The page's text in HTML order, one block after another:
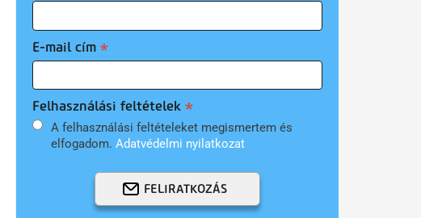
E-mail cím
Felhasználási feltételek
A felhasználási feltételeket megismertem és
elfogadom. Adatvédelmi nyilatkozat
FELIRATKOZÁS